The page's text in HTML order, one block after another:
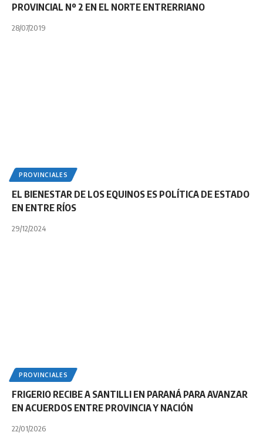
PROVINCIAL Nº 2 EN EL NORTE ENTRERRIANO
28/07/2019
PROVINCIALES
EL BIENESTAR DE LOS EQUINOS ES POLÍTICA DE ESTADO
EN ENTRE RÍOS
29/12/2024
PROVINCIALES
FRIGERIO RECIBE A SANTILLI EN PARANÁ PARA AVANZAR
EN ACUERDOS ENTRE PROVINCIA Y NACIÓN
22/01/2026